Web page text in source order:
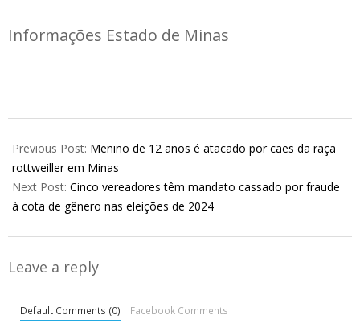
Informações Estado de Minas
03-
13
Previous Post: Menino de 12 anos é atacado por cães da raça
rottweiller em Minas
Next Post: Cinco vereadores têm mandato cassado por fraude
à cota de gênero nas eleições de 2024
Leave a reply
Default Comments (0) Facebook Comments